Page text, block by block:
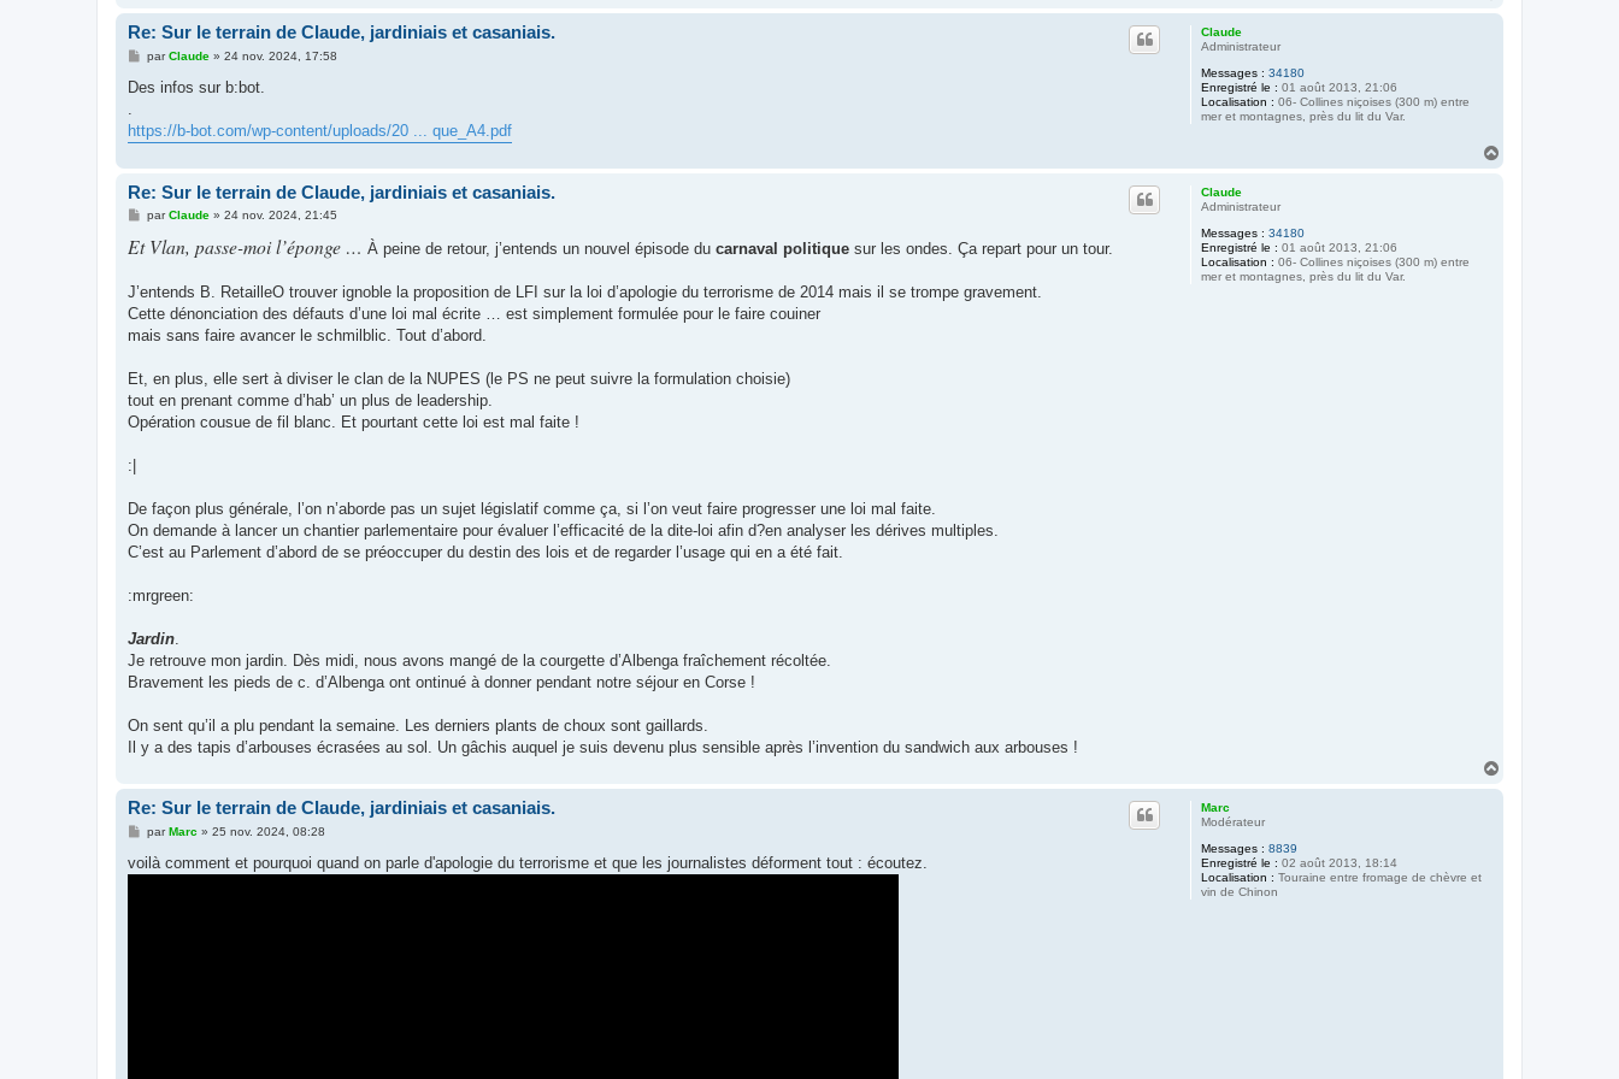
Claude
Administrateur
Messages : 34180
Enregistré le : 01 août 2013, 21:06
Localisation : 06- Collines niçoises (300 m) entre
mer et montagnes, près du lit du Var.
Re: Sur le terrain de Claude, jardiniais et casaniais.
M
s
g
e
parClaude» 24 nov. 2024, 17:58
Des infos sur b:bot.
https://b-bot.com/wp-content/uploads/20 ... que_A4.pdf
Claude
Administrateur
Messages : 34180
Enregistré le : 01 août 2013, 21:06
Localisation : 06- Collines niçoises (300 m) entre
mer et montagnes, près du lit du Var.
Re: Sur le terrain de Claude, jardiniais et casaniais.
M
s
s
g
e
parClaude» 24 nov. 2024, 21:45
Et Vlan, passe-moi l’éponge … À peine de retour, j’entends un nouvel épisode du carnaval politique sur les ondes. Ça repart pour un tour.
J’entends B. RetailleO trouver ignoble la proposition de LFI sur la loi d’apologie du terrorisme de 2014 mais il se trompe gravement.
Cette dénonciation des défauts d’une loi mal écrite … est simplement formulée pour le faire couiner
mais sans faire avancer le schmilblic. Tout d’abord.
Et, en plus, elle sert à diviser le clan de la NUPES (le PS ne peut suivre la formulation choisie)
tout en prenant comme d’hab’ un plus de leadership.
Opération cousue de fil blanc. Et pourtant cette loi est mal faite !
:|
De façon plus générale, l’on n’aborde pas un sujet législatif comme ça, si l’on veut faire progresser une loi mal faite.
On demande à lancer un chantier parlementaire pour évaluer l’efficacité de la dite-loi afin d?en analyser les dérives multiples.
C’est au Parlement d’abord de se préoccuper du destin des lois et de regarder l’usage qui en a été fait.
:mrgreen:
Jardin.
Je retrouve mon jardin. Dès midi, nous avons mangé de la courgette d’Albenga fraîchement récoltée.
Bravement les pieds de c. d’Albenga ont ontinué à donner pendant notre séjour en Corse !
On sent qu’il a plu pendant la semaine. Les derniers plants de choux sont gaillards.
Il y a des tapis d’arbouses écrasées au sol. Un gâchis auquel je suis devenu plus sensible après l’invention du sandwich aux arbouses !
Marc
Modérateur
Messages : 8839
Enregistré le : 02 août 2013, 18:14
Localisation : Touraine entre fromage de chèvre et
vin de Chinon
Re: Sur le terrain de Claude, jardiniais et casaniais.
M
s
s
parMarc » 25 nov. 2024, 08:28
voilà comment et pourquoi quand on parle d'apologie du terrorisme et que les journalistes déforment tout : écoutez.